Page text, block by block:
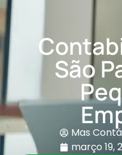
São
Mas
março 19,